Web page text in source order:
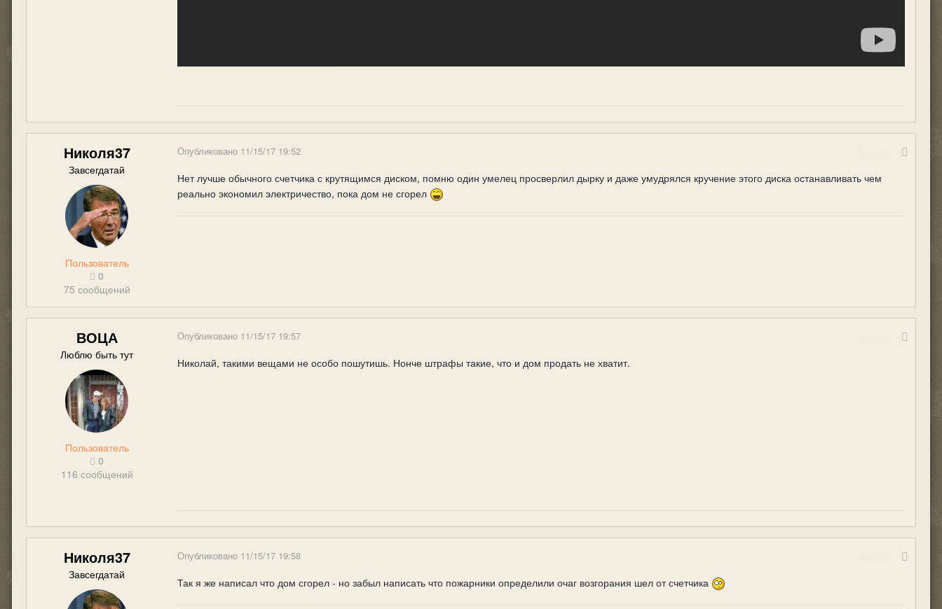
Николя37
Завсегдатай
Пользователь
0
75 сообщений
Опубликовано 11/15/17 19:52
Нет лучше обычного счетчика с крутящимся диском, помню один умелец просверлил дырку и даже умудрялся кручение этого диска останавливать чем
реально экономил электричество, пока дом не сгорел
ВОЦА
Люблю быть тут
Пользователь
0
116 сообщений
Опубликовано 11/15/17 19:57
Николай, такими вещами не особо пошутишь. Нонче штрафы такие, что и дом продать не хватит.
Николя37
Завсегдатай
Опубликовано 11/15/17 19:58
Так я же написал что дом сгорел - но забыл написать что пожарники определили очаг возгорания шел от счетчика